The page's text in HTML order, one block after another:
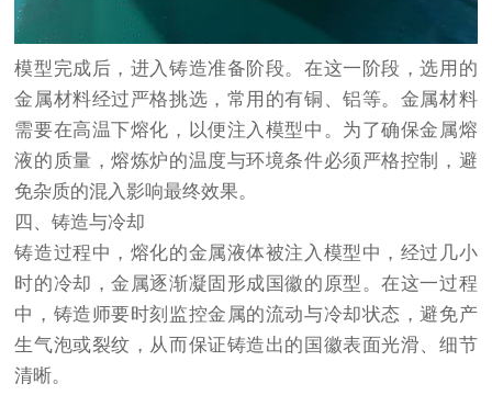
模型完成后，进入铸造准备阶段。在这一阶段，选用的
金属材料经过严格挑选，常用的有铜、铝等。金属材料
需要在高温下熔化，以便注入模型中。为了确保金属熔
液的质量，熔炼炉的温度与环境条件必须严格控制，避
免杂质的混入影响最终效果。
四、铸造与冷却
铸造过程中，熔化的金属液体被注入模型中，经过几小
时的冷却，金属逐渐凝固形成国徽的原型。在这一过程
中，铸造师要时刻监控金属的流动与冷却状态，避免产
生气泡或裂纹，从而保证铸造出的国徽表面光滑、细节
清晰。